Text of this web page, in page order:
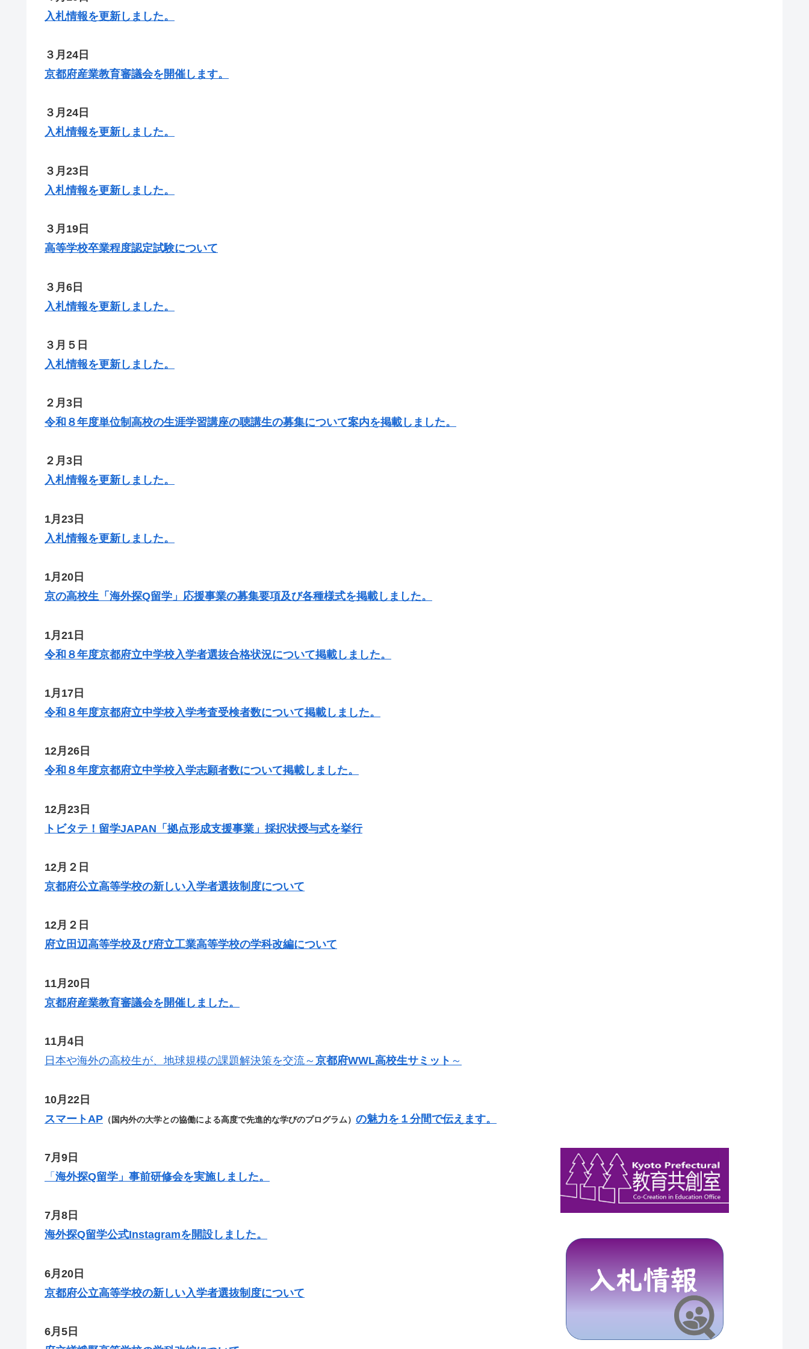
入札情報を更新しました。
３月24日
京都府産業教育審議会を開催します。
３月24日
入札情報を更新しました。
３月23日
入札情報を更新しました。
３月19日
高等学校卒業程度認定試験について
３月6日
入札情報を更新しま した。
３月５日
入札情報を更新しま した。
２月3日
令和８年度単位制高校の生涯学習講座の聴講生の募集について案内を掲載しました。
２月3日
入札情報を更新しました。
1月23日
入札情報を更新しました。
1月20日
京の高校生「海外探Q留学」応援事業の募集要項及び各種様式を掲載しました。
1月21日
令和８年度京都府立中学校入学者選抜合格状況について掲載しました。
1月17日
令和８年度京都府立中学校入学考査受検者数について掲載しました。
12月26日
令和８年度京都府立中学校入学志願者数について掲載しました。
12月23日
トビタテ！留学JAPAN「拠点形成支援事業」採択状授与式を挙行
12月２日
京都府公立高等学校の新しい入学者選抜制度について
12月２日
府立田辺高等学校及び府立工業高等学校の学科改編について
11月20日
京都府産業教育審議会を開催しました。
11月4日
日本や海外の高校生が、地球規模の課題解決策を交流～ 京都府WWL高校生サミット ～
10月22日
スマートAP （国内外の大学との協働による高度で先進的な学びのプログラム） の魅力を１分間で伝えます。
7月9日
「 海外探Q留学」事前研修会を実施しました。
7月8日
海外探Q留学公式Instagramを開設しました。
6月20日
京都府公立高等学校の新しい入学者選抜制度について
6月5日